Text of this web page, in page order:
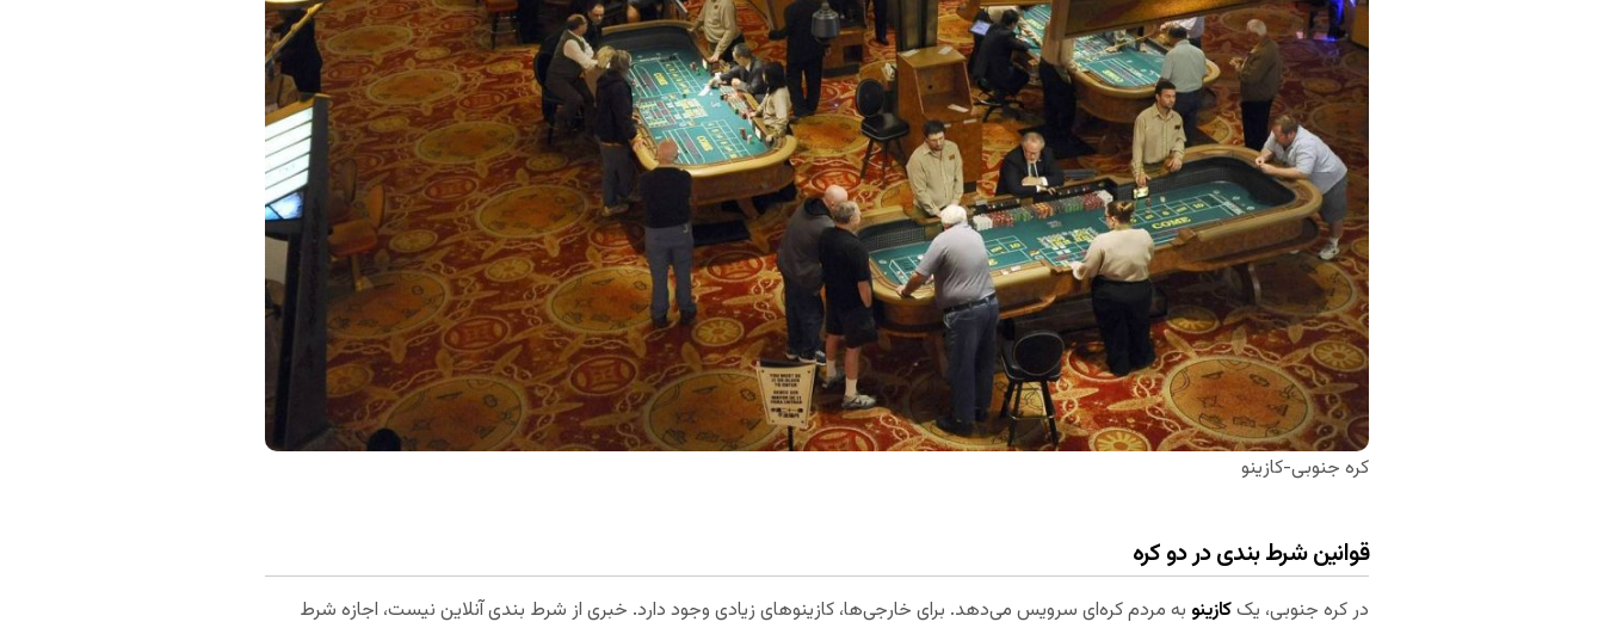
کره جنوبی-کازینو
قوانین شرط بندی در دو کره
در کره جنوبی، یککازینو به مردم کره‌ای سرویس می‌دهد. برای خارجی‌ها، کازینوهای زیادی وجود دارد. خبری از شرط بندی آنلاین نیست، اجازه شرط